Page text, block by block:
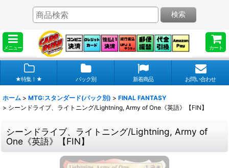
メニュー カート
検索
★特集！★ パック別 新着商品 お問い合わせ
ホーム > MTG:スタンダード(パック別) > FINAL FANTASY
> シーンドライブ、ライトニング/Lightning, Army of One《英語》【FIN】
シーンドライブ、ライトニング/Lightning, Army of
One《英語》【FIN】